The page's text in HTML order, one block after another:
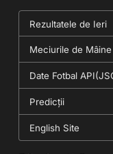
Rezultatele de Ieri
Meciurile de Mâine
Date Fotbal
Predicții
English Site